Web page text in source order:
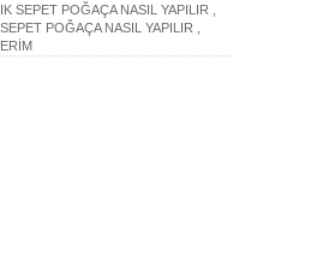
SEPET POĞAÇA NASIL YAPILIR
SEPET POĞAÇA NASIL YAPILIR